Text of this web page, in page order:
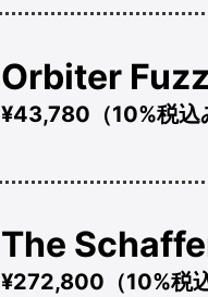
Orbiter Fuzz
¥43,780（10%税込
The
¥272,800（10%税込